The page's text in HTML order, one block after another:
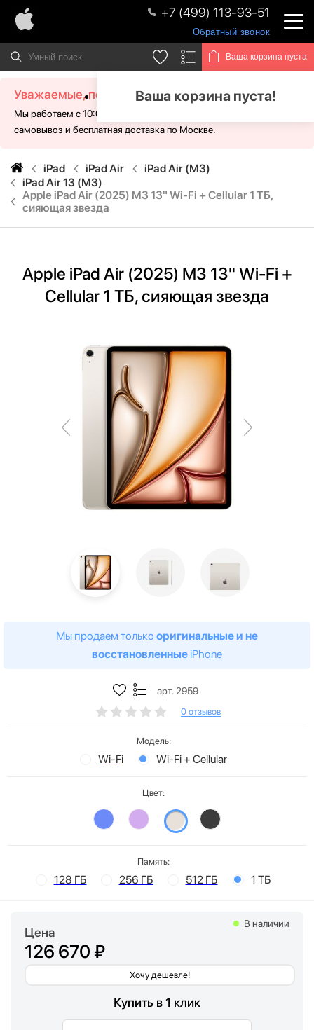
+7 (499) 113-93-51
Обратный звонок
Ваша корзина пуста
Ваша корзина пуста!
Уважаемые, посетители!
Мы работаем с 10:00 - 21:00 без выходных. Для Вас доступен
самовывоз и бесплатная доставка по Москве.
iPad iPad Air
iPad Air (M3)
iPad Air 13 (M3)
Apple iPad Air (2025) M3 13" Wi-Fi + Cellular 1 ТБ,
сияющая звезда
Apple iPad Air (2025) M3 13" Wi-Fi +
Cellular 1 ТБ, сияющая звезда
Мы продаем только оригинальные и не
восстановленные iPhone
арт. 2959
0 отзывов
Модель:
Wi-Fi Wi-Fi + Cellular
Цвет:
Память:
128 ГБ 256 ГБ 512 ГБ 1 ТБ
Цена
126 670 ₽
Хочу дешевле!
В наличии
Купить в 1 клик